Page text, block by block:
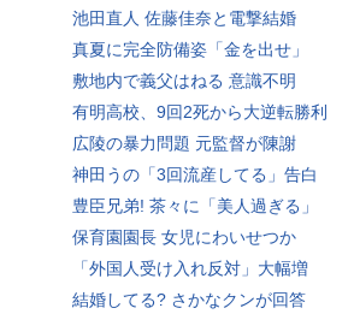
池田直人 佐藤佳奈と電撃結婚
真夏に完全防備姿「金を出せ」
敷地内で義父はねる 意識不明
有明高校、9回2死から大逆転勝利
広陵の暴力問題 元監督が陳謝
神田うの「3回流産してる」告白
豊臣兄弟! 茶々に「美人過ぎる」
保育園園長 女児にわいせつか
「外国人受け入れ反対」大幅増
結婚してる? さかなクンが回答